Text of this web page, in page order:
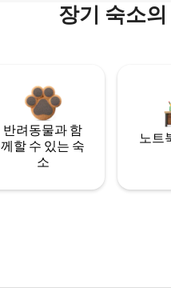
장기 숙소
반려동물과 함
께할 수 있는 숙
소
노트